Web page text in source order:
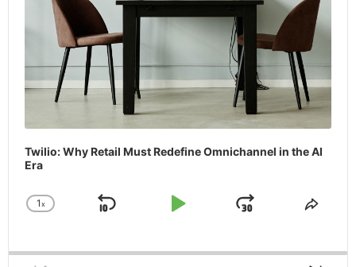
Twilio: Why Retail Must Redefine Omnichannel in the AI
Era
Change
1x
Skip
Play
Jump
Share